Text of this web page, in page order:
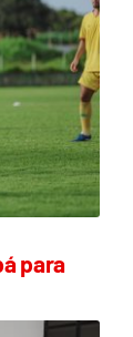
para